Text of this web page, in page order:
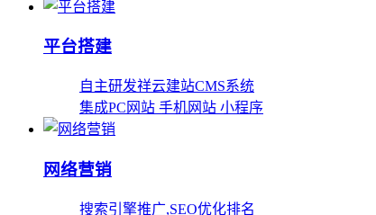
平台搭建
自主研发祥云建站CMS系统
集成PC网站 手机网站 小程序
网络营销
搜索引擎推广,SEO优化排名